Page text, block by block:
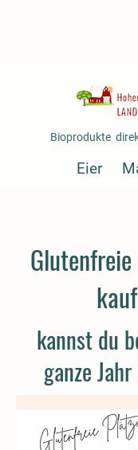
Bioprodukte
Eier
kannst du
ganze